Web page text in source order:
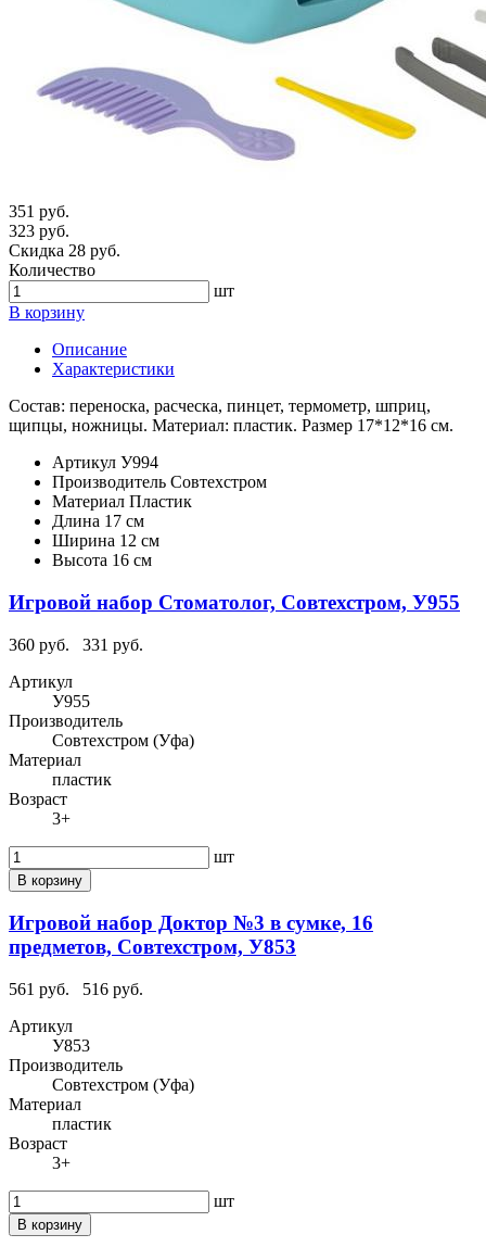
351 руб.
323 руб.
Скидка 28 руб.
Количество
шт
В корзину
Описание
Характеристики
Состав: переноска, расческа, пинцет, термометр, шприц,
щипцы, ножницы. Материал: пластик. Размер 17*12*16 см.
Артикул У994
Производитель Совтехстром
Материал Пластик
Длина 17 см
Ширина 12 см
Высота 16 см
Игровой набор Стоматолог, Совтехстром, У955
360 руб.
331 руб.
Артикул
У955
Производитель
Совтехстром (Уфа)
Материал
пластик
Возраст
3+
шт
В корзину
Игровой набор Доктор №3 в сумке, 16
предметов, Совтехстром, У853
561 руб.
516 руб.
Артикул
У853
Производитель
Совтехстром (Уфа)
Материал
пластик
Возраст
3+
шт
В корзину